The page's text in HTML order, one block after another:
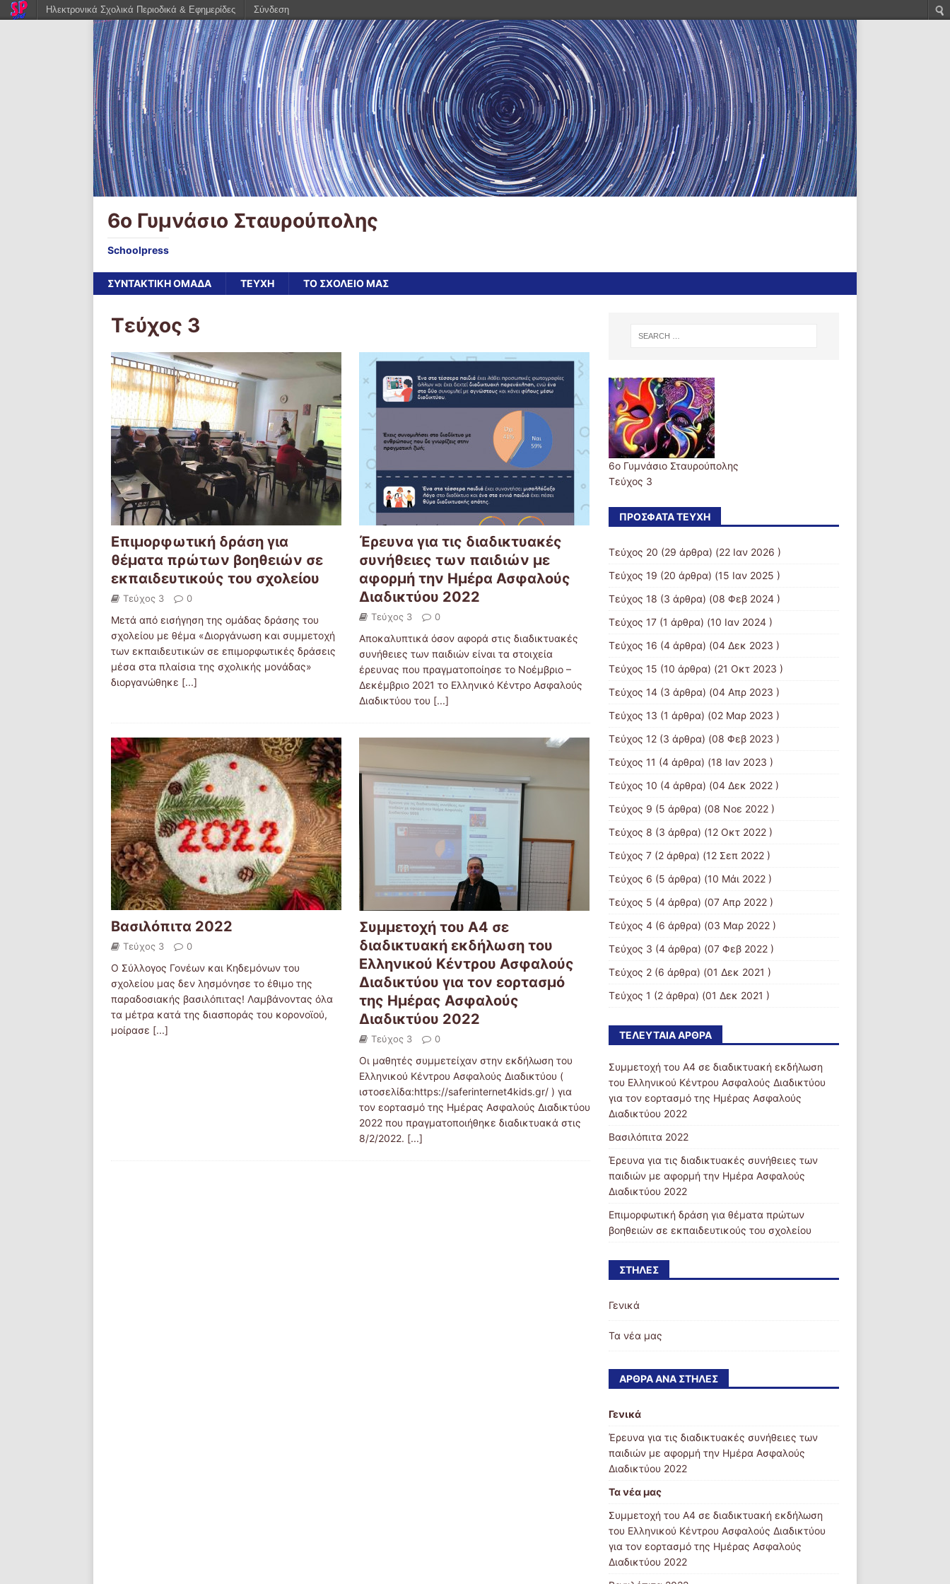
6ο Γυμνάσιο Σταυρούπολης
Schoolpress
ΣΥΝΤΑΚΤΙΚΗ ΟΜΑΔΑ ΤΕΥΧΗ ΤΟ ΣΧΟΛΕΙΟ ΜΑΣ
Τεύχος 3
Επιμορφωτική δράση για
θέματα πρώτων βοηθειών σε
εκπαιδευτικούς του σχολείου
Τεύχος 3 0
Μετά από εισήγηση της ομάδας δράσης του
σχολείου με θέμα «Διοργάνωση και συμμετοχή
των εκπαιδευτικών σε επιμορφωτικές δράσεις
μέσα στα πλαίσια της σχολικής μονάδας»
διοργανώθηκε [...]
Έρευνα για τις διαδικτυακές
συνήθειες των παιδιών με
αφορμή την Ημέρα Ασφαλούς
Διαδικτύου 2022
Τεύχος 3 0
Αποκαλυπτικά όσον αφορά στις διαδικτυακές
συνήθειες των παιδιών είναι τα στοιχεία
έρευνας που πραγματοποίησε το Νοέμβριο –
Δεκέμβριο 2021 το Ελληνικό Κέντρο Ασφαλούς
Διαδικτύου του [...]
Βασιλόπιτα 2022
Τεύχος 3 0
Ο Σύλλογος Γονέων και Κηδεμόνων του
σχολείου μας δεν λησμόνησε το έθιμο της
παραδοσιακής βασιλόπιτας! Λαμβάνοντας όλα
τα μέτρα κατά της διασποράς του κορονοϊού,
μοίρασε [...]
Συμμετοχή του Α4 σε
διαδικτυακή εκδήλωση του
Ελληνικού Κέντρου Ασφαλούς
Διαδικτύου για τον εορτασμό
της Ημέρας Ασφαλούς
Διαδικτύου 2022
Τεύχος 3 0
Οι μαθητές συμμετείχαν στην εκδήλωση του
Ελληνικού Κέντρου Ασφαλούς Διαδικτύου (
ιστοσελίδα:https://saferinternet4kids.gr/ ) για
τον εορτασμό της Ημέρας Ασφαλούς Διαδικτύου
2022 που πραγματοποιήθηκε διαδικτυακά στις
8/2/2022. [...]
6ο Γυμνάσιο Σταυρούπολης
Τεύχος 3
ΠΡΌΣΦΑΤΑ ΤΕΎΧΗ
Τεύχος 20 (29 άρθρα) (22 Ιαν 2026 )
Τεύχος 19 (20 άρθρα) (15 Ιαν 2025 )
Τεύχος 18 (3 άρθρα) (08 Φεβ 2024 )
Τεύχος 17(1 άρθρα) (10 Ιαν 2024 )
Τεύχος 16 (4 άρθρα) (04 Δεκ 2023 )
Τεύχος 15 (10 άρθρα) (21 Οκτ 2023 )
Τεύχος 14(3 άρθρα) (04 Απρ 2023 )
Τεύχος 13 (1 άρθρα) (02 Μαρ 2023 )
Τεύχος 12(3 άρθρα) (08 Φεβ 2023 )
Τεύχος 11 (4 άρθρα) (18 Ιαν 2023 )
Τεύχος 10 (4 άρθρα) (04 Δεκ 2022 )
Τεύχος 9 (5 άρθρα) (08 Νοε 2022 )
Τεύχος 8 (3 άρθρα) (12 Οκτ 2022 )
Τεύχος 7(2 άρθρα) (12 Σεπ 2022 )
Τεύχος 6 (5 άρθρα) (10 Μάι 2022 )
Τεύχος 5 (4 άρθρα) (07 Απρ 2022 )
Τεύχος 4(6 άρθρα) (03 Μαρ 2022 )
Τεύχος 3 (4 άρθρα) (07 Φεβ 2022 )
Τεύχος 2(6 άρθρα) (01 Δεκ 2021 )
Τεύχος 1 (2 άρθρα) (01 Δεκ 2021 )
ΤΕΛΕΥΤΑΊΑ ΆΡΘΡΑ
Συμμετοχή του Α4 σε διαδικτυακή εκδήλωση
του Ελληνικού Κέντρου Ασφαλούς Διαδικτύου
για τον εορτασμό της Ημέρας Ασφαλούς
Διαδικτύου 2022
Βασιλόπιτα 2022
Έρευνα για τις διαδικτυακές συνήθειες των
παιδιών με αφορμή την Ημέρα Ασφαλούς
Διαδικτύου 2022
Επιμορφωτική δράση για θέματα πρώτων
βοηθειών σε εκπαιδευτικούς του σχολείου
ΣΤΉΛΕΣ
Γενικά
Τα νέα μας
ΆΡΘΡΑ ΑΝΆ ΣΤΉΛΕΣ
Γενικά
Έρευνα για τις διαδικτυακές συνήθειες των
παιδιών με αφορμή την Ημέρα Ασφαλούς
Διαδικτύου 2022
Τα νέα μας
Συμμετοχή του Α4 σε διαδικτυακή εκδήλωση
του Ελληνικού Κέντρου Ασφαλούς Διαδικτύου
για τον εορτασμό της Ημέρας Ασφαλούς
Διαδικτύου 2022
Ηλεκτρονικά Σχολικά Περιοδικά & Εφημερίδες Σύνδεση